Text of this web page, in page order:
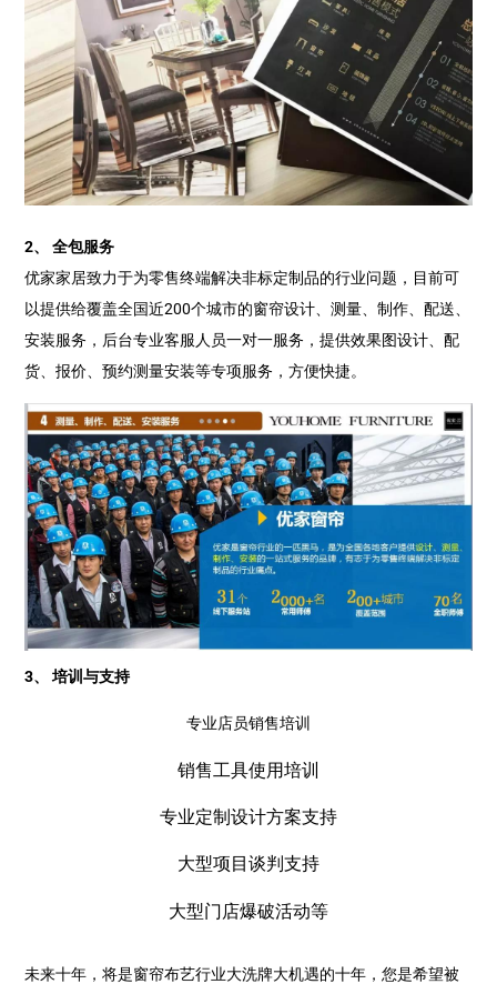
2、 全包服务
优家家居致力于为零售终端解决非标定制品的行业问题，目前可
以提供给覆盖全国近200个城市的窗帘设计、测量、制作、配送、
安装服务，后台专业客服人员一对一服务，提供效果图设计、配
货、报价、预约测量安装等专项服务，方便快捷。
3、 培训与支持
专业店员销售培训
销售工具使用培训
专业定制设计方案支持
大型项目谈判支持
大型门店爆破活动等
未来十年，将是窗帘布艺行业大洗牌大机遇的十年，您是希望被